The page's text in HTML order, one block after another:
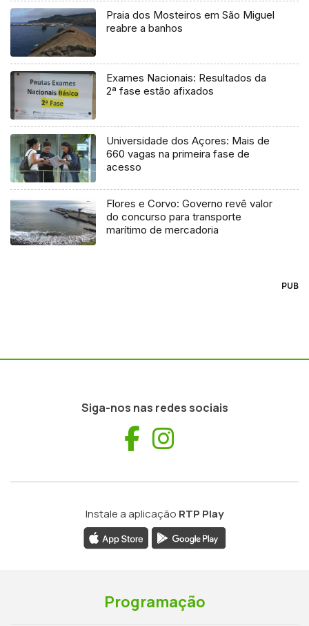
Praia dos Mosteiros em São Miguel
reabre a banhos
Exames Nacionais: Resultados da
2ª fase estão afixados
Universidade dos Açores: Mais de
660 vagas na primeira fase de
acesso
Flores e Corvo: Governo revê valor
do concurso para transporte
marítimo de mercadoria
PUB
Siga-nos nas redes sociais
Facebook
Instale a aplicação RTP Play
Programação